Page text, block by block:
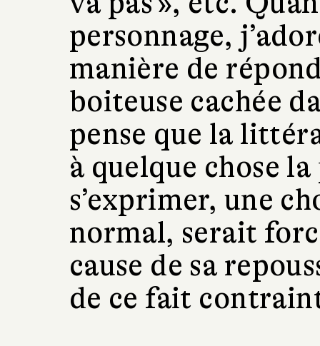
personnage,
manière de
boiteuse cachée
pense que la
à quelque chose
s’exprimer, une
normal, serait
cause de sa
de ce fait